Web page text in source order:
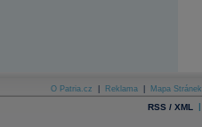
Archiv - Měnová politika
O Patria.cz Reklama Mapa Stránek
RSS / XML |